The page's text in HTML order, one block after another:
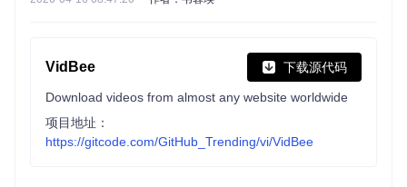
VidBee 下载源代码
Download videos from almost any website worldwide
项目地址：
https://gitcode.com/GitHub_Trending/vi/VidBee